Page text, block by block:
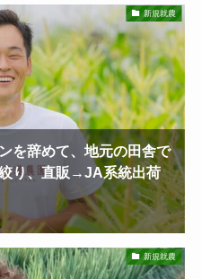
新規就農
を辞めて、地元の田舎で
り、直販→JA系統出荷
新規就農